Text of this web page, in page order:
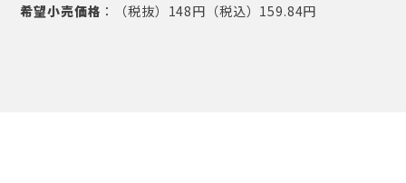
希望⼩売価格 ：（税抜）148円（税込）159.84円